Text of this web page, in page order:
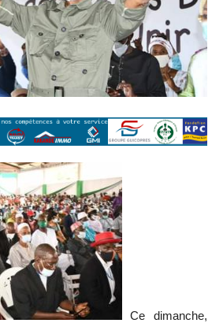
Ce dimanche,